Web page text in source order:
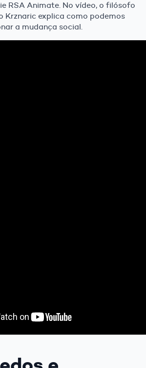
RSA Animate. No vídeo, o filósofo
Krznaric explica como podemos
a mudança social.